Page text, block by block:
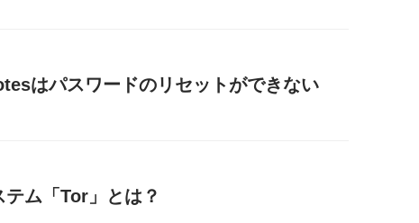
はパスワードのリセットができない
テム「Tor」とは？